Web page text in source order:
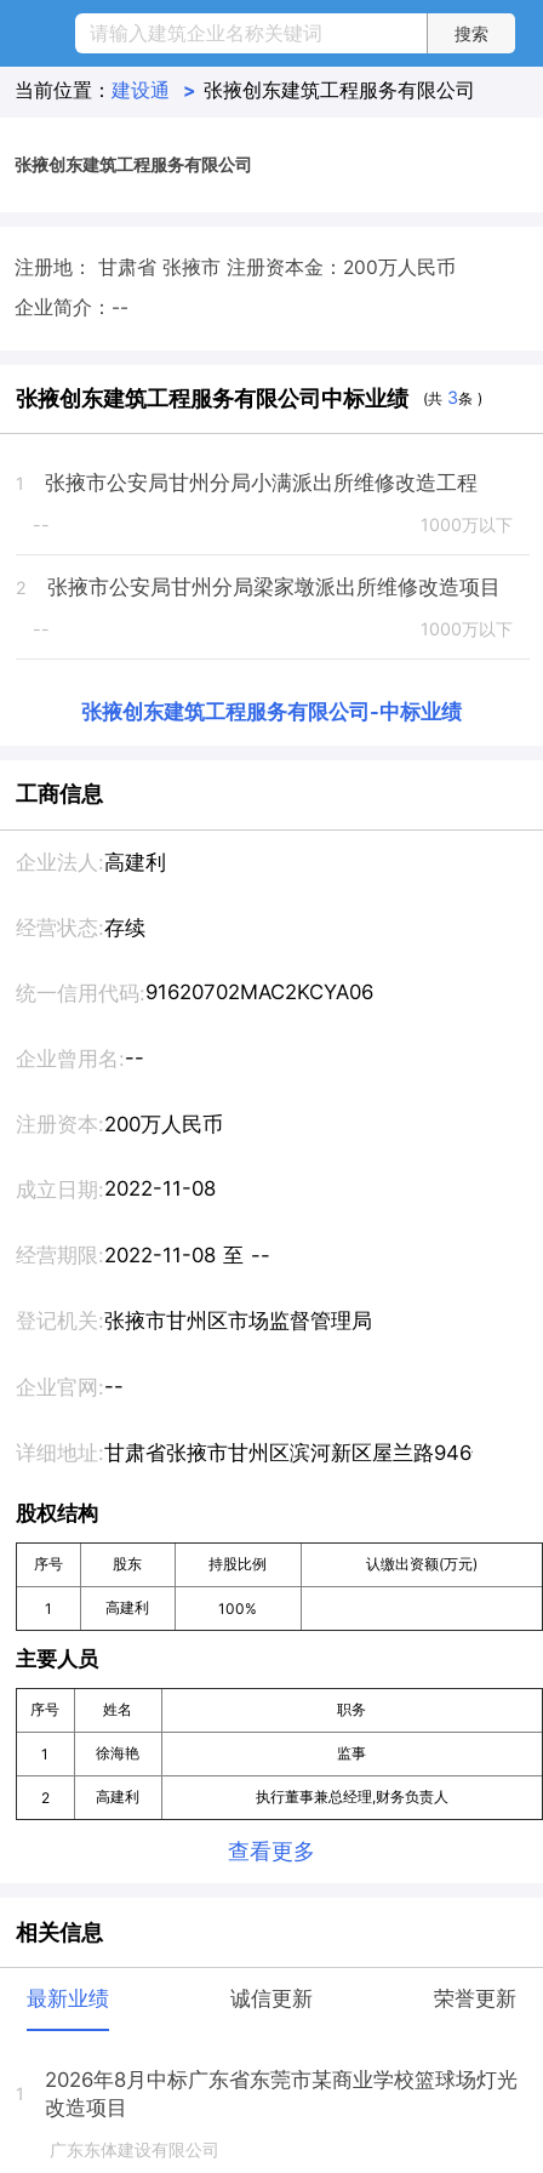
当前位置： 建设通 > 张掖创东建筑工程服务有限公司
张掖创东建筑工程服务有限公司
注册地： 甘肃省 张掖市 注册资本金：200万人民币
企业简介：--
张掖创东建筑工程服务有限公司中标业绩 (共 3条 )
1 张掖市公安局甘州分局小满派出所维修改造工程
-- 1000万以下
2 张掖市公安局甘州分局梁家墩派出所维修改造项目
-- 1000万以下
张掖创东建筑工程服务有限公司 -中标业绩
工商信息
企业法人:高建利
经营状态:存续
统一信用代码:91620702MAC2KCYA06
企业曾用名:--
注册资本:200万人民币
成立日期:2022-11-08
经营期限: 2022-11-08 至 --
登记机关:张掖市甘州区市场监督管理局
企业官网:--
详细地址:甘肃省张掖市甘州区滨河新区屋兰路946号肃南
股权结构
序号 股东 持股比例 认缴出资额(万元)
1 高建利 100%
主要人员
序号 姓名 职务
1 徐海艳 监事
2 高建利 执行董事兼总经理,财务负责人
查看更多
相关信息
最新业绩 诚信更新 荣誉更新
1
2026年8月中标广东省东莞市某商业学校篮球场灯光
改造项目
广东东体建设有限公司